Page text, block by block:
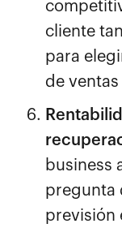
cliente
para
de
business
pregunta
previsión